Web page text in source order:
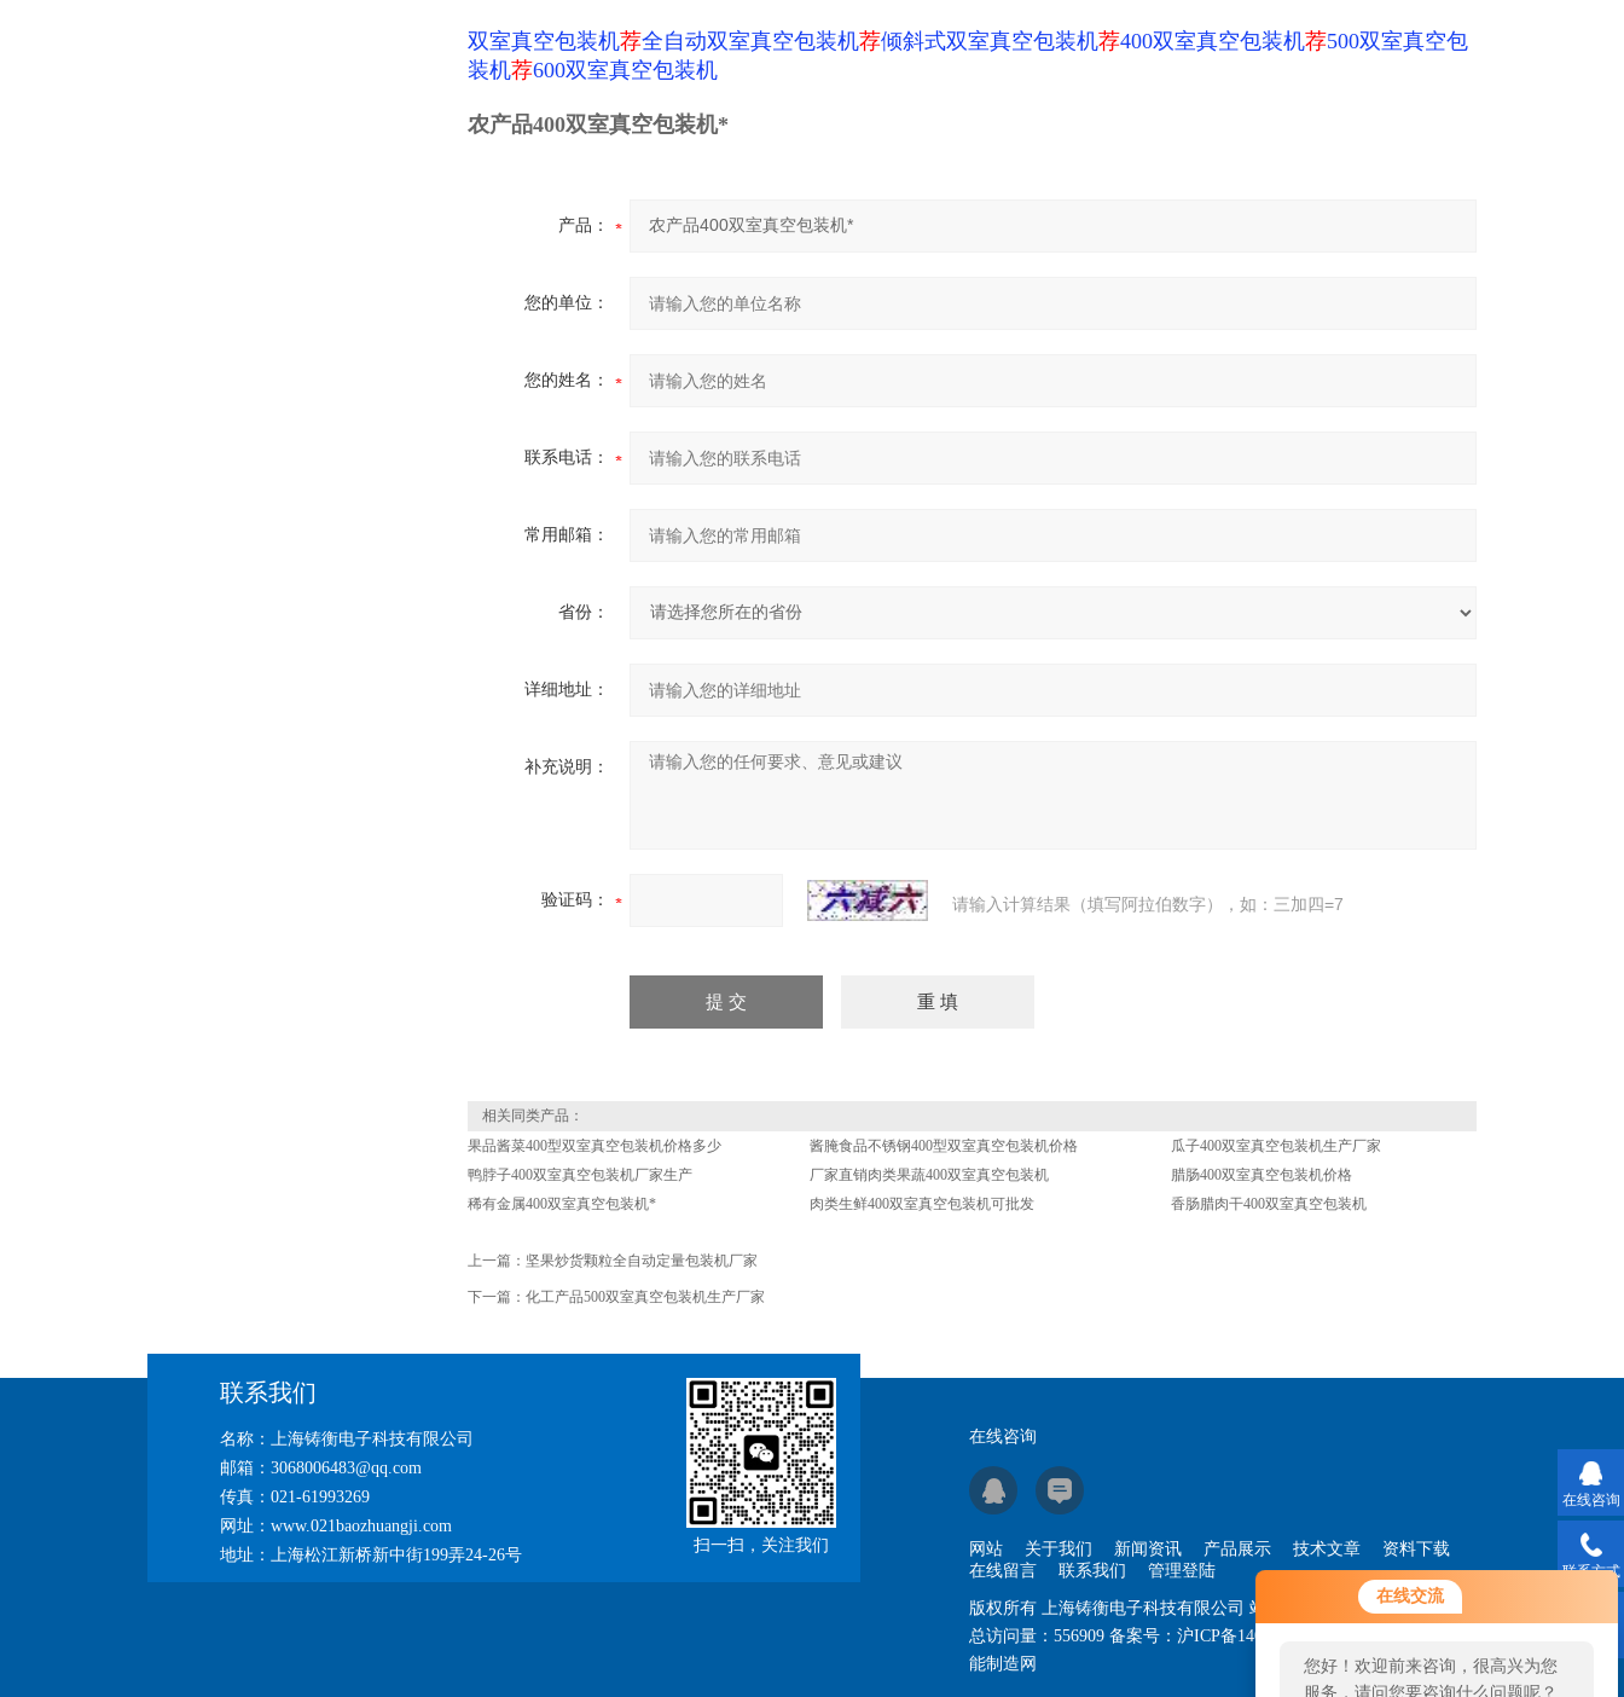
在线交流
您好！欢迎前来咨询，很高兴为您
服务，请问您要咨询什么问题呢？
您好，看您停留很久了，是否找到
双室真空包装机荐全自动双室真空包装机荐倾斜式双室真空包装机荐400双室真空包装机荐500双室真空包
装机荐600双室真空包装机
农产品400双室真空包装机*
产品：
您的单位：
您的姓名：
联系电话：
常用邮箱：
省份：
详细地址：
补充说明：
验证码： 请输入计算结果（填写阿拉伯数字），如：三加四=7
相关同类产品：
果品酱菜400型双室真空包装机价格多少
酱腌食品不锈钢400型双室真空包装机价格
瓜子400双室真空包装机生产厂家
鸭脖子400双室真空包装机厂家生产
厂家直销肉类果蔬400双室真空包装机
腊肠400双室真空包装机价格
稀有金属400双室真空包装机*
肉类生鲜400双室真空包装机可批发 香肠腊肉干400双室真空包装机
上一篇： 坚果炒货颗粒全自动定量包装机厂家
下一篇： 化工产品500双室真空包装机生产厂家
联系我们
名称：上海铸衡电子科技有限公司
邮箱：3068006483@qq.com
传真：021-61993269
网址：www.021baozhuangji.com
地址：上海松江新桥新中街199弄24-26号
扫一扫，关注我们
在线咨询
网站 关于我们 新闻资讯 产品展示 技术文章
资料下载
在线留言
联系我们 管理登陆
版权所有 上海铸衡电子科技有限公司 站点地图
总访问量： 556909 备案号： 沪ICP备14030360号-33
能制造网
在线咨询
联系方式